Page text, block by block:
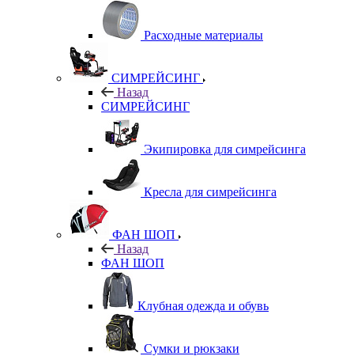
Расходные материалы
СИМРЕЙСИНГ
Назад
СИМРЕЙСИНГ
Экипировка для симрейсинга
Кресла для симрейсинга
ФАН ШОП
Назад
ФАН ШОП
Клубная одежда и обувь
Сумки и рюкзаки